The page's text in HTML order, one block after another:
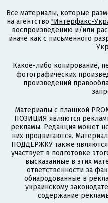
Все материалы, которые
на агентство "Интерфакс-
воспроизведению и/или
иначе как с письменного
Какое-либо копирование,
фотографических
произведений
Материалы с плашкой
ПОЗИЦИЯ являются
рекламы. Редакция может
них продвигаются.
ПОДДЕРЖКУ также
участвует в подготовке
высказанные в этих
ответственности за
обнародованные в
украинскому
содержание